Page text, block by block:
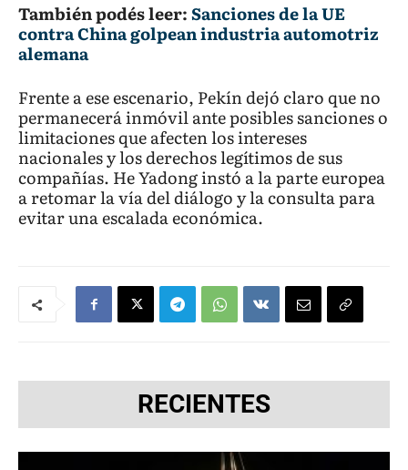
También podés leer:Sanciones de la UE
contra China golpean industria automotriz
alemana
Frente a ese escenario, Pekín dejó claro que no
permanecerá inmóvil ante posibles sanciones o
limitaciones que afecten los intereses
nacionales y los derechos legítimos de sus
compañías. He Yadong instó a la parte europea
a retomar la vía del diálogo y la consulta para
evitar una escalada económica.
RECIENTES